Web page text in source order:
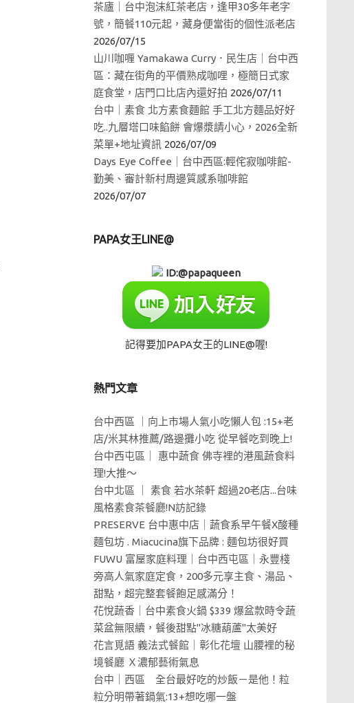
茶廬｜台中泡沫紅茶老店，逢甲30多年老字
號，簡餐110元起，藏身便當街的個性派老店
2026/07/15
山川咖喱 Yamakawa Curry．民生店｜台中西
區：藏在街角的平價熟成咖哩，極簡日式家
庭食堂，店門口比店內還好拍 2026/07/11
台中｜素食 北方素食麵館 手工北方麵品好好
吃..九層塔口味餡餅 會爆漿請小心，2026全新
菜單+地址資訊 2026/07/09
Days Eye Coffee｜台中西區:輕侘寂咖啡館-
勤美、審計新村周邊質感系咖啡館
2026/07/07
PAPA女王LINE@
ID:@papaqueen
記得要加PAPA女王的LINE@喔!
熱門文章
台中西區 ｜向上市場人氣小吃懶人包 :15+老
店/米其林推薦/路邊攤小吃 從早餐吃到晚上!
台中西屯區｜ 惠中蔬食 佛寺裡的港風蔬食料
理!大推～
台中北區 ｜ 素食 若水茶軒 超過20老店...台味
風格素食茶餐廳!N訪記錄
PRESERVE 台中惠中店｜蔬食系早午餐X酸種
麵包坊 . Miacucina旗下品牌 : 麵包坊很好買
FUWU 富屋家庭料理｜台中西屯區｜永豐棧
旁高人氣家庭定食，200多元享主食、湯品、
甜點，超完整套餐飽足感滿分！
花悅蔬香｜台中素食火鍋 $339 爆盆款時令蔬
菜盆無限續，餐後甜點"冰糖葫蘆"太美好
花言覓語 義法式餐館｜彰化花壇 山腰裡的秘
境餐廳 Ｘ濃郁藝術氣息
台中｜西區 全台最好吃的炒飯－是他！粒
粒分明帶著鍋氣:13+想吃哪一盤